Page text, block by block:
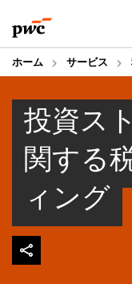
to
content
to
footer
ホーム サービス
投資ス
関する
ィング